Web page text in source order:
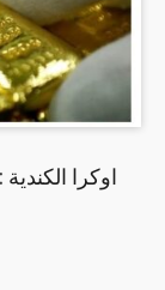
اوكرا